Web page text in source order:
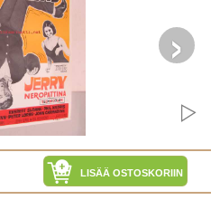
›
LISÄÄ OSTOSKORIIN